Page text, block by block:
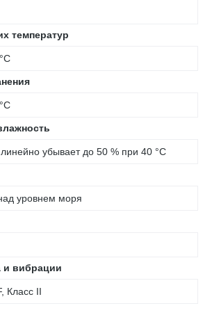
температур
убывает до 50 % при 40 °C
уровнем моря
и вибрации
Класс II